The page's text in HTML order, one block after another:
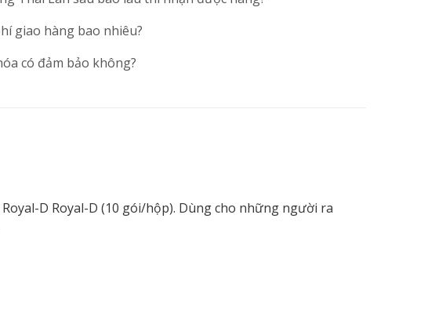
giao hàng bao nhiêu?
có đảm bảo không?
D Royal-D (10 gói/hộp). Dùng cho những người ra